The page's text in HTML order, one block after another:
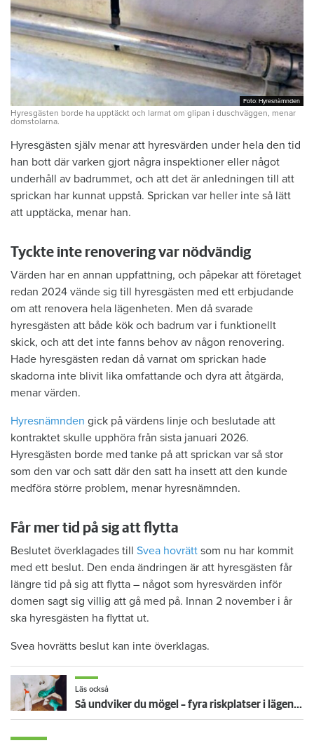
Foto: Hyresnämnden
Foto: Hyresnämnden
Hyresgästen borde ha upptäckt och larmat om glipan i duschväggen, menar
domstolarna.
Hyresgästen själv menar att hyresvärden under hela den tid
han bott där varken gjort några inspektioner eller något
underhåll av badrummet, och att det är anledningen till att
sprickan har kunnat uppstå. Sprickan var heller inte så lätt
att upptäcka, menar han.
Tyckte inte renovering var nödvändig
Värden har en annan uppfattning, och påpekar att företaget
redan 2024 vände sig till hyresgästen med ett erbjudande
om att renovera hela lägenheten. Men då svarade
hyresgästen att både kök och badrum var i funktionellt
skick, och att det inte fanns behov av någon renovering.
Hade hyresgästen redan då varnat om sprickan hade
skadorna inte blivit lika omfattande och dyra att åtgärda,
menar värden.
Hyresnämnden gick på värdens linje och beslutade att
kontraktet skulle upphöra från sista januari 2026.
Hyresgästen borde med tanke på att sprickan var så stor
som den var och satt där den satt ha insett att den kunde
medföra större problem, menar hyresnämnden.
Får mer tid på sig att flytta
Beslutet överklagades till Svea hovrätt som nu har kommit
med ett beslut. Den enda ändringen är att hyresgästen får
längre tid på sig att flytta – något som hyresvärden inför
domen sagt sig villig att gå med på. Innan 2 november i år
ska hyresgästen ha flyttat ut.
Svea hovrätts beslut kan inte överklagas.
Läs också
Så undviker du mögel – fyra riskplatser i lägenheten: ”Måste städa bort”